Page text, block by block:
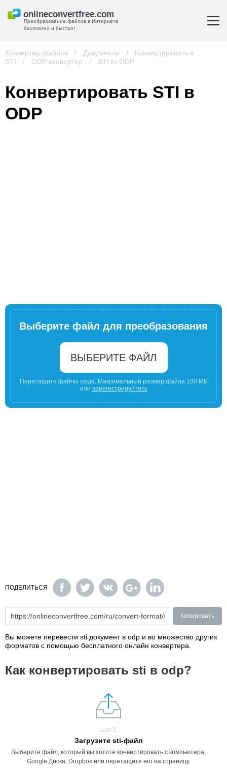
Преобразование файлов в Интернете
бесплатно и быстро!
Конвертер файлов / Документы /
Конвертировать в
STI
/ ODP конвертер / STI to ODP
Конвертировать STI в
ODP
Выберите файл для преобразования
ВЫБЕРИТЕ ФАЙЛ
Перетащите файлы сюда. Максимальный размер файла 100 МБ
или зарегистрируйтесь
ПОДЕЛИТЬСЯ
Копировать
Вы можете перевести sti документ в odp и во множество других
форматов с помощью бесплатного онлайн конвертера.
Как конвертировать sti в odp?
Шаг 1
Загрузите sti-файл
Выберите файл, который вы хотите конвертировать с компьютера,
Google Диска, Dropbox или перетащите его на страницу.